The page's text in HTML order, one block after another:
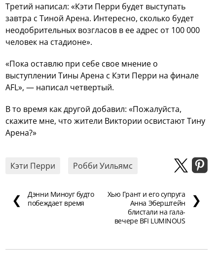
Третий написал: «Кэти Перри будет выступать
завтра с Тиной Арена. Интересно, сколько будет
неодобрительных возгласов в ее адрес от 100 000
человек на стадионе».
«Пока оставлю при себе свое мнение о
выступлении Тины Арена с Кэти Перри на финале
AFL», — написал четвертый.
В то время как другой добавил: «Пожалуйста,
скажите мне, что жители Виктории освистают Тину
Арена?»
Кэти Перри Робби Уильямс
❮
Дэнни Миноуг будто
побеждает время
Хью Грант и его супруга
Анна Эберштейн
блистали на гала-
вечере BFI LUMINOUS
❯